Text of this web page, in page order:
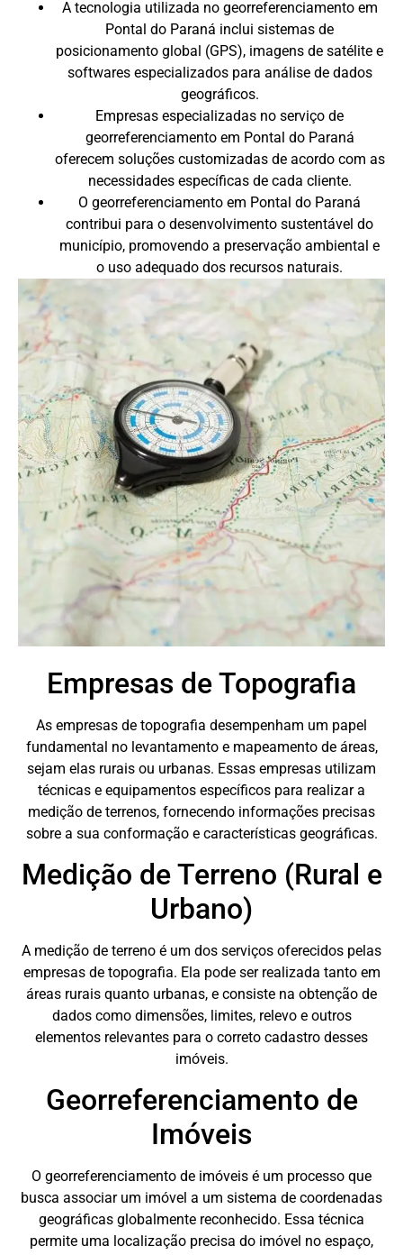
A tecnologia utilizada no georreferenciamento em
Pontal do Paraná inclui sistemas de
posicionamento global (GPS), imagens de satélite e
softwares especializados para análise de dados
geográficos.
Empresas especializadas no serviço de
georreferenciamento em Pontal do Paraná
oferecem soluções customizadas de acordo com as
necessidades específicas de cada cliente.
O georreferenciamento em Pontal do Paraná
contribui para o desenvolvimento sustentável do
município, promovendo a preservação ambiental e
o uso adequado dos recursos naturais.
Empresas de Topografia
As empresas de topografia desempenham um papel
fundamental no levantamento e mapeamento de áreas,
sejam elas rurais ou urbanas. Essas empresas utilizam
técnicas e equipamentos específicos para realizar a
medição de terrenos, fornecendo informações precisas
sobre a sua conformação e características geográficas.
Medição de Terreno (Rural e
Urbano)
A medição de terreno é um dos serviços oferecidos pelas
empresas de topografia. Ela pode ser realizada tanto em
áreas rurais quanto urbanas, e consiste na obtenção de
dados como dimensões, limites, relevo e outros
elementos relevantes para o correto cadastro desses
imóveis.
Georreferenciamento de
Imóveis
O georreferenciamento de imóveis é um processo que
busca associar um imóvel a um sistema de coordenadas
geográficas globalmente reconhecido. Essa técnica
permite uma localização precisa do imóvel no espaço,